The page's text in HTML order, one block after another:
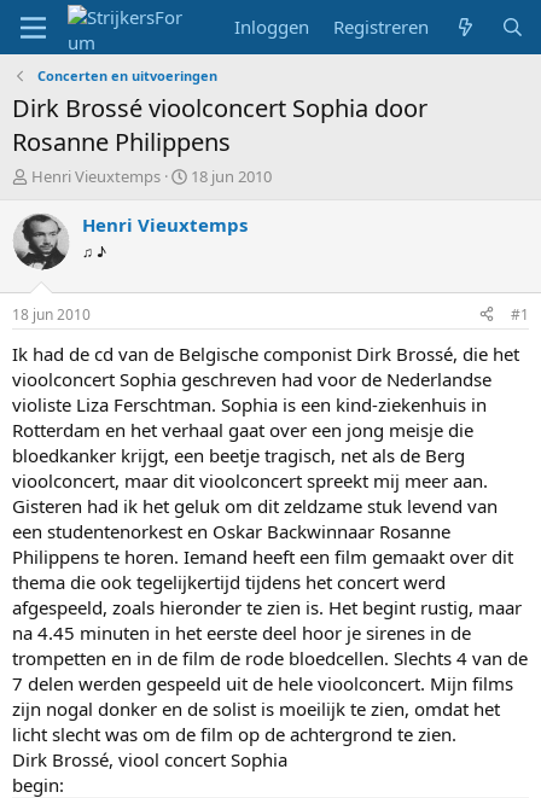
Inloggen Registreren
Concerten en uitvoeringen
Dirk Brossé vioolconcert Sophia door
Rosanne Philippens
T
p
i
c
s
t
a
r
e
r
Henri Vieuxtemps
S
a
t
u
18 jun 2010
Henri Vieuxtemps
♫ ♪
18 jun 2010 #1
Ik had de cd van de Belgische componist Dirk Brossé, die het
vioolconcert Sophia geschreven had voor de Nederlandse
violiste Liza Ferschtman. Sophia is een kind-ziekenhuis in
Rotterdam en het verhaal gaat over een jong meisje die
bloedkanker krijgt, een beetje tragisch, net als de Berg
vioolconcert, maar dit vioolconcert spreekt mij meer aan.
Gisteren had ik het geluk om dit zeldzame stuk levend van
een studentenorkest en Oskar Backwinnaar Rosanne
Philippens te horen. Iemand heeft een film gemaakt over dit
thema die ook tegelijkertijd tijdens het concert werd
afgespeeld, zoals hieronder te zien is. Het begint rustig, maar
na 4.45 minuten in het eerste deel hoor je sirenes in de
trompetten en in de film de rode bloedcellen. Slechts 4 van de
7 delen werden gespeeld uit de hele vioolconcert. Mijn films
zijn nogal donker en de solist is moeilijk te zien, omdat het
licht slecht was om de film op de achtergrond te zien.
Dirk Brossé, viool concert Sophia
begin: